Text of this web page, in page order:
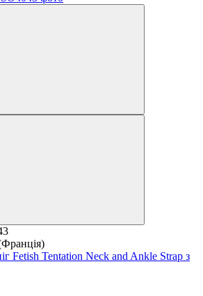
Fetish Tentation Neck and Ankle Strap з